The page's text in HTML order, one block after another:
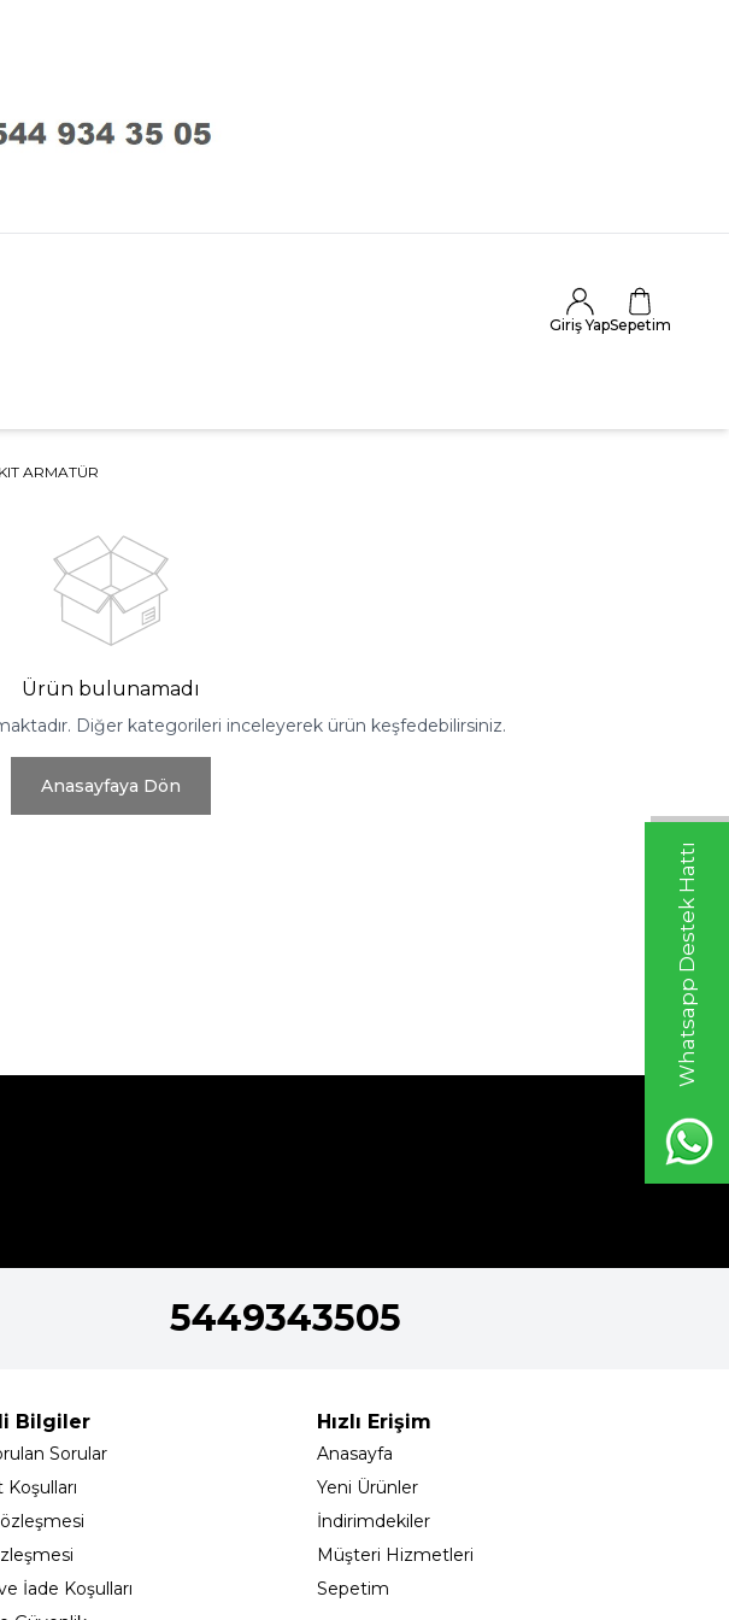
Whatsapp Destek Hattı
Giriş YapSepetim
ARMATÜR
Ürün bulunamadı
Diğer kategorileri inceleyerek ürün keşfedebilirsiniz.
Anasayfaya Dön
5449343505
Bilgiler
Sorular
İade Koşulları
Hızlı Erişim
Anasayfa
Yeni Ürünler
İndirimdekiler
Müşteri Hizmetleri
Sepetim